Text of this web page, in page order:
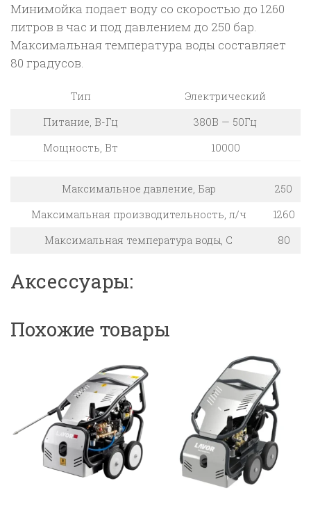
Минимойка подает воду со скоростью до 1260
литров в час и под давлением до 250 бар.
Максимальная температура воды составляет
80 градусов.
Тип
Электрический
Питание, В-Гц
380В — 50Гц
Мощность, Вт
10000
Максимальное давление, Бар
250
Максимальная производительность, л/ч
1260
Максимальная температура воды, С
80
Аксессуары:
Похожие товары